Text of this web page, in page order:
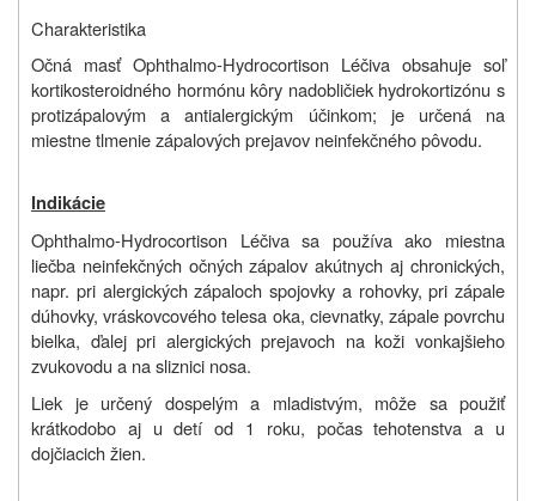
Charakteristika
Očná masť Ophthalmo-Hydrocortison Léčiva obsahuje soľ
kortikosteroidného hormónu kôry nadobličiek hydrokortizónu s
protizápalovým a antialergickým účinkom; je určená na
miestne tlmenie zápalových prejavov neinfekčného pôvodu.
Indikácie
Ophthalmo-Hydrocortison Léčiva sa používa ako miestna
liečba neinfekčných očných zápalov akútnych aj chronických,
napr. pri alergických zápaloch spojovky a rohovky, pri zápale
dúhovky, vráskovcového telesa oka, cievnatky, zápale povrchu
bielka, ďalej pri alergických prejavoch na koži vonkajšieho
zvukovodu a na sliznici nosa.
Liek je určený dospelým a mladistvým, môže sa použiť
krátkodobo aj u detí od 1 roku, počas tehotenstva a u
dojčiacich žien.